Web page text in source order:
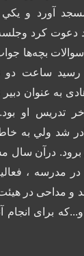
آورد و يكي
دعوت كرد
بچه‌ها
رسيد ساعت دو
58 آقای هادی به
شد ولي به
درآن سال
در مدرسه ،
و مداحی در
برای انجام